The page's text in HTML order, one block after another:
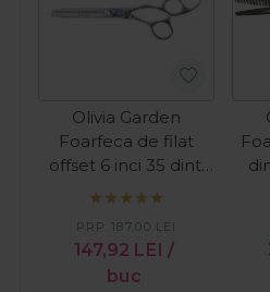
Olivia Garden
Foarfeca de filat
offset 6 inci 35 dinti
EUR Xtreme
147,92 LEI /
buc
PRP: 187,00 LEI